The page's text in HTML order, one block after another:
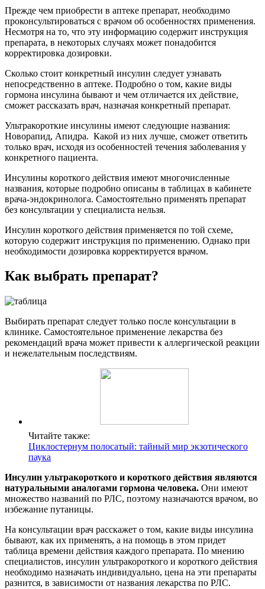
Прежде чем приобрести в аптеке препарат, необходимо
проконсультироваться с врачом об особенностях применения.
Несмотря на то, что эту информацию содержит инструкция
препарата, в некоторых случаях может понадобится
корректировка дозировки.
Сколько стоит конкретный инсулин следует узнавать
непосредственно в аптеке. Подробно о том, какие виды
гормона инсулина бывают и чем отличается их действие,
сможет рассказать врач, назначая конкретный препарат.
Ультракороткие инсулины имеют следующие названия:
Новорапид, Апидра. Какой из них лучше, сможет ответить
только врач, исходя из особенностей течения заболевания у
конкретного пациента.
Инсулины короткого действия имеют многочисленные
названия, которые подробно описаны в таблицах в кабинете
врача-эндокринолога. Самостоятельно применять препарат
без консультации у специалиста нельзя.
Инсулин короткого действия применяется по той схеме,
которую содержит инструкция по применению. Однако при
необходимости дозировка корректируется врачом.
Как выбрать препарат?
Выбирать препарат следует только после консультации в
клинике. Самостоятельное применение лекарства без
рекомендаций врача может привести к аллергической реакции
и нежелательным последствиям.
Читайте также:
Циклостернум полосатый: тайный мир экзотического
паука
Инсулин ультракороткого и короткого действия являются
натуральными аналогами гормона человека. Они имеют
множество названий по РЛС, поэтому назначаются врачом, во
избежание путаницы.
На консультации врач расскажет о том, какие виды инсулина
бывают, как их применять, а на помощь в этом придет
таблица времени действия каждого препарата. По мнению
специалистов, инсулин ультракороткого и короткого действия
необходимо назначать индивидуально, цена на эти препараты
разнится, в зависимости от названия лекарства по РЛС.